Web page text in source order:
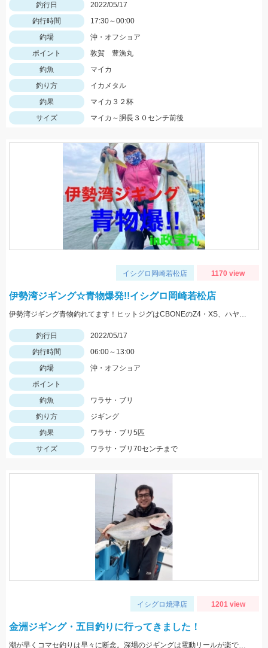
釣行日
2022/05/17
釣行時間
17:30～00:00
釣場
沖・オフショア
ポイント
敦賀 豊漁丸
釣魚
マイカ
釣り方
イカメタル
釣果
マイカ３２杯
サイズ
マイカ～胴長３０センチ前後
イシグロ岡崎若松店 1170 view
伊勢湾ジギング☆青物爆発!!イシグロ岡崎若松店
伊勢湾ジギング青物釣れてます！ヒットジグはCBONEのZ4・XS、ハヤブサのスイッチなどなど！
釣行日
2022/05/17
釣行時間
06:00～13:00
釣場
沖・オフショア
ポイント
釣魚
ワラサ・ブリ
釣り方
ジギング
釣果
ワラサ・ブリ5匹
サイズ
ワラサ・ブリ70センチまで
イシグロ焼津店 1201 view
金洲ジギング・五目釣りに行ってきました！
潮が早くコマセ釣りは早々に断念。深場のジギングは電動リールが楽でした。